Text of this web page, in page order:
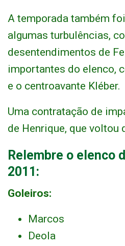
A temporada também
algumas turbulências,
desentendimentos de
importantes do elenco,
e o centroavante Kléber.
Uma contratação de
de Henrique, que voltou
Relembre o elenco
2011:
Goleiros:
Marcos
Deola